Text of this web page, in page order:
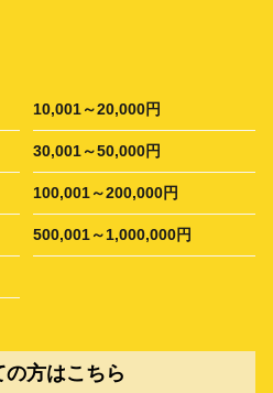
10,001～20,000円
30,001～50,000円
100,001～200,000円
500,001～1,000,000円
の方はこちら